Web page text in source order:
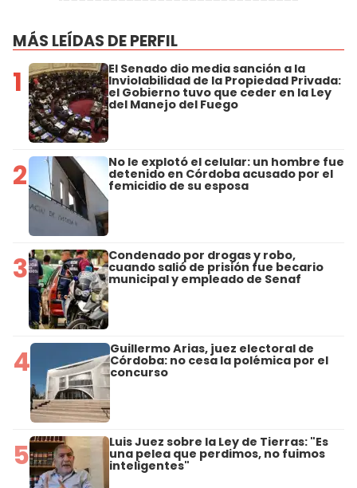
MÁS LEÍDAS DE PERFIL
1 El Senado dio media sanción a la
Inviolabilidad de la Propiedad Privada:
el Gobierno tuvo que ceder en la Ley
del Manejo del Fuego
2 No le explotó el celular: un hombre fue
detenido en Córdoba acusado por el
femicidio de su esposa
3 Condenado por drogas y robo,
cuando salió de prisión fue becario
municipal y empleado de Senaf
4 Guillermo Arias, juez electoral de
Córdoba: no cesa la polémica por el
concurso
5 Luis Juez sobre la Ley de Tierras: "Es
una pelea que perdimos, no fuimos
inteligentes"